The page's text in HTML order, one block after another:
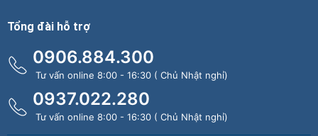
Tổng đài hỗ trợ
0906.884.300
Tư vấn online 8:00 - 16:30 ( Chủ Nhật nghỉ)
0937.022.280
Tư vấn online 8:00 - 16:30 ( Chủ Nhật nghỉ)